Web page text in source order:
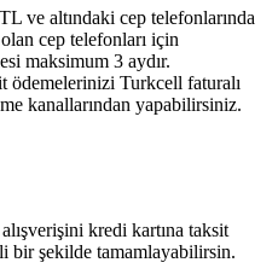
ve altındaki cep telefonlarında
cep telefonları için
maksimum 3 aydır.
ödemelerinizi Turkcell faturalı
kanallarından yapabilirsiniz.
kredi kartına taksit
bir şekilde tamamlayabilirsin.